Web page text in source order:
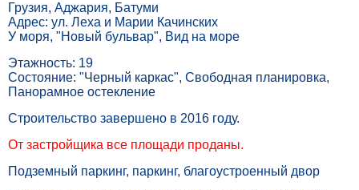
Грузия, Аджария, Батуми
Адрес: ул. Леха и Марии Качинских
У моря, "Новый бульвар", Вид на море
Этажность: 19
Состояние: "Черный каркас", Свободная планировка,
Панорамное остекление
Строительство завершено в 2016 году.
От застройщика все площади проданы.
Подземный паркинг, паркинг, благоустроенный двор